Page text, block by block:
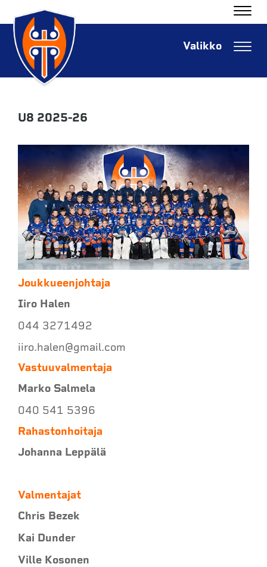
U8 2025-26
Joukkueenjohtaja
Iiro Halen
044 3271492
iiro.halen@gmail.com
Vastuuvalmentaja
Marko Salmela
040 541 5396
Rahastonhoitaja
Johanna Leppälä
Valmentajat
Chris Bezek
Kai Dunder
Ville Kosonen